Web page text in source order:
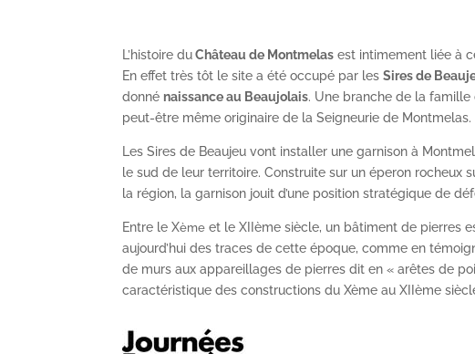
L’histoire duChâteau de Montmelas est intimement liée à
En effet très tôt le site a été occupé par lesSires de
donné naissance au Beaujolais. Une branche de la famille
peut-être même originaire de la Seigneurie de Montmelas.
Les Sires de Beaujeu vont installer une garnison à
le sud de leur territoire. Construite sur un éperon rocheux
la région, la garnison jouit d’une position stratégique de
Entre le Xème et le XIIème siècle, un bâtiment de pierres
aujourd’hui des traces de cette époque, comme en
de murs aux appareillages de pierres dit en « arêtes de
caractéristique des constructions du Xème au XIIème